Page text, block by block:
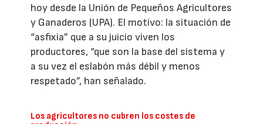
hoy desde la Unión de Pequeños Agricultores
y Ganaderos (UPA). El motivo: la situación de
“asfixia” que a su juicio viven los
productores, “que son la base del sistema y
a su vez el eslabón más débil y menos
respetado”, han señalado.
Los agricultores no cubren los costes de